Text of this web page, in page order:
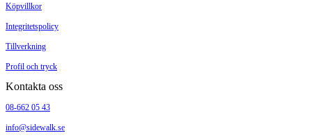
Köpvillkor
Integritetspolicy
Tillverkning
Profil och tryck
Kontakta oss
08-662 05 43
info@sidewalk.se